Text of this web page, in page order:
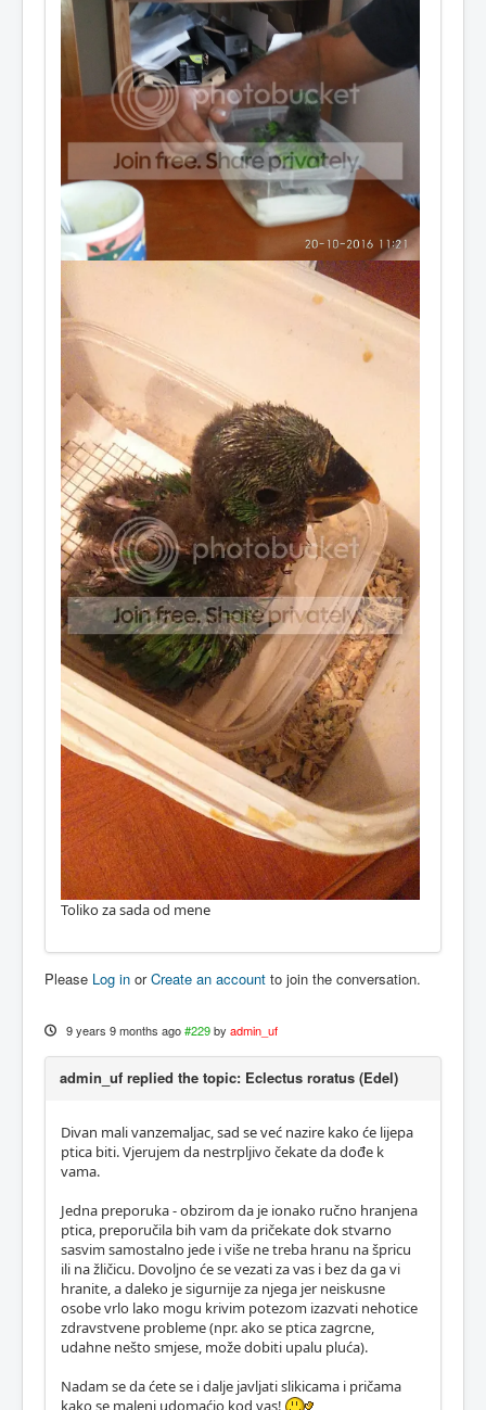
Toliko za sada od mene
Please Log in orCreate an account to join the conversation.
9 years 9 months ago #229 by admin_uf
admin_uf replied the topic: Eclectus roratus (Edel)
Divan mali vanzemaljac, sad se već nazire kako će lijepa
ptica biti. Vjerujem da nestrpljivo čekate da dođe k
vama.
Jedna preporuka - obzirom da je ionako ručno hranjena
ptica, preporučila bih vam da pričekate dok stvarno
sasvim samostalno jede i više ne treba hranu na špricu
ili na žličicu. Dovoljno će se vezati za vas i bez da ga vi
hranite, a daleko je sigurnije za njega jer neiskusne
osobe vrlo lako mogu krivim potezom izazvati nehotice
zdravstvene probleme (npr. ako se ptica zagrcne,
udahne nešto smjese, može dobiti upalu pluća).
Nadam se da ćete se i dalje javljati slikicama i pričama
kako se maleni udomaćio kod vas!